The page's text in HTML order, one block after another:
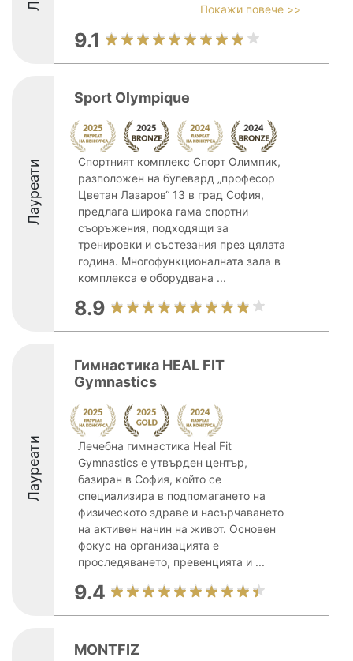
Покажи повече >>
9.1
Лауреати
Sport Olympique
Спортният комплекс Спорт Олимпик,
разположен на булевард „професор
Цветан Лазаров“ 13 в град София,
предлага широка гама спортни
съоръжения, подходящи за
тренировки и състезания през цялата
година. Многофункционалната зала в
комплекса е оборудвана ...
8.9
Лауреати
Гимнастика HEAL FIT
Gymnastics
Лечебна гимнастика Heal Fit
Gymnastics е утвърден център,
базиран в София, който се
специализира в подпомагането на
физическото здраве и насърчаването
на активен начин на живот. Основен
фокус на организацията е
проследяването, превенцията и ...
9.4
MONTFIZ